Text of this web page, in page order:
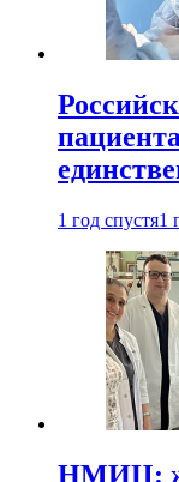
1 год спустя1
НМИЦ: